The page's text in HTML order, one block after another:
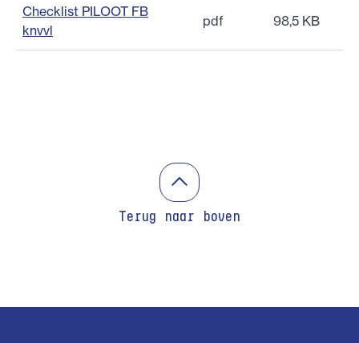
Checklist PILOOT FB
knvvl
pdf 98,5 KB
Terug naar boven